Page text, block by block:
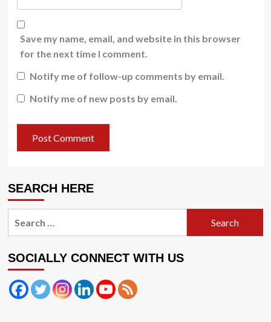
Save my name, email, and website in this browser
for the next time I comment.
Notify me of follow-up comments by email.
Notify me of new posts by email.
SEARCH HERE
SOCIALLY CONNECT WITH US